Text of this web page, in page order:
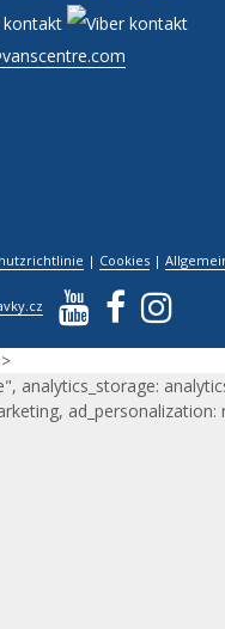
| Cookies |
analytics_storage:
ad_personalization: